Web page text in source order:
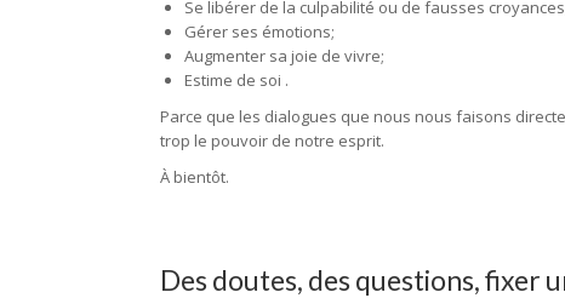
Se libérer de la culpabilité ou de fausses
Gérer ses émotions;
Augmenter sa joie de vivre;
Estime de soi .
Parce que les dialogues que nous nous faisons
trop le pouvoir de notre esprit.
À bientôt.
Des doutes, des questions, fixer